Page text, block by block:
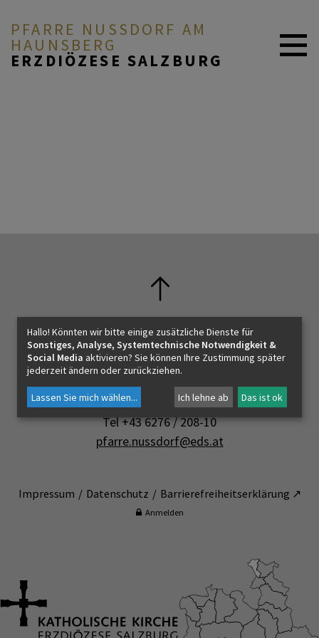
PFARRE NUSSDORF AM H
AUNSBERG
ERZDIÖZESE SALZBURG
UNSER PFARRLEBEN
Kontakt
Pfarre Nußdorf am Haunsberg
Pfarrhofstraße 1
5151 Nußdorf am Haunsberg
Tel +43 6276 / 208-10
pfarre.nussdorf@eds.at
Impressum Datenschutz Barrierefreiheitserklärung ↗
Anmelden
Hallo! Könnten wir bitte einige zusätzliche Dienste für
Sonstiges, Analyse, Systemtechnische Notwendigkeit &
Social Media aktivieren? Sie können Ihre Zustimmung später
jederzeit ändern oder zurückziehen.
Lassen Sie mich wählen... Ich lehne ab Das ist ok